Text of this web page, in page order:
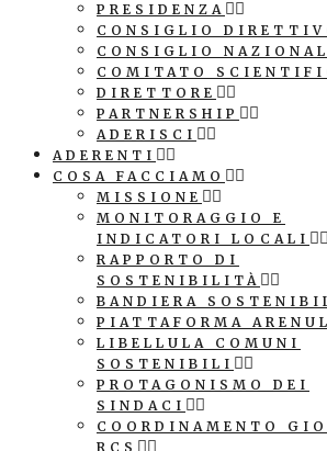
PRESIDENZA
CONSIGLIO
CONSIGLIO
COMITATO
DIRETTORE
PARTNERSHIP
ADERISCI
ADERENTI
COSA FACCIAMO
MISSIONE
MONITORAGGIO E
INDICATORI LOCALI
RAPPORTO DI
SOSTENIBILITÀ
BANDIERA
PIATTAFORMA
LIBELLULA COMUNI
SOSTENIBILI
PROTAGONISMO DEI
SINDACI
COORDINAMENTO
RCS